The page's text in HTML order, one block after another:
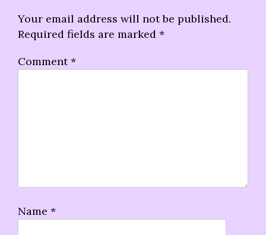
Your email address will not be published.
Required fields are marked *
Comment*
Name *